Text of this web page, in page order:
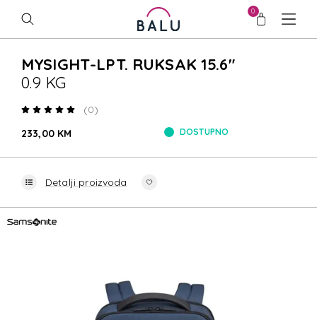
0
MYSIGHT-LPT. RUKSAK 15.6"
0.9 KG
(0)
233,00 KM
DOSTUPNO
Detalji proizvoda